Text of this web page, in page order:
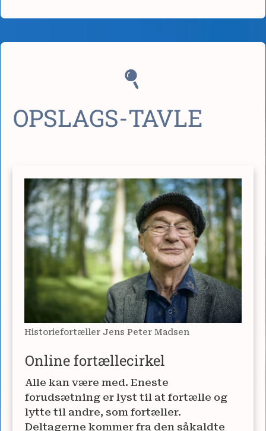
OPSLAGS-TAVLE
Historiefortæller Jens Peter Madsen
Online fortællecirkel
Alle kan være med. Eneste
forudsætning er lyst til at fortælle og
lytte til andre, som fortæller.
Deltagerne kommer fra den såkaldte